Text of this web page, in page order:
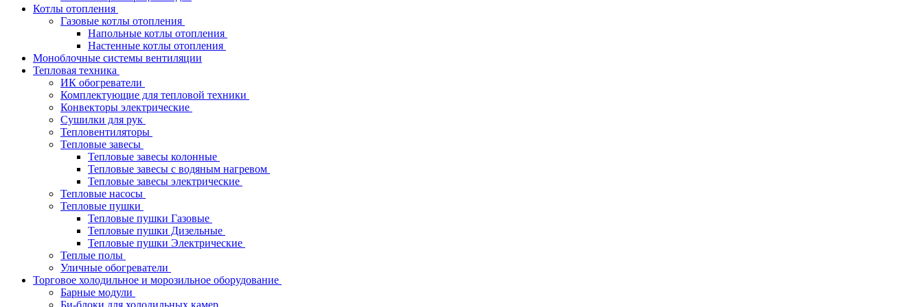
Котлы отопления
Газовые котлы отопления
Напольные котлы отопления
Настенные котлы отопления
Моноблочные системы вентиляции
Тепловая техника
ИК обогреватели
Комплектующие для тепловой техники
Конвекторы электрические
Сушилки для рук
Тепловентиляторы
Тепловые завесы
Тепловые завесы колонные
Тепловые завесы с водяным нагревом
Тепловые завесы электрические
Тепловые насосы
Тепловые пушки
Тепловые пушки Газовые
Тепловые пушки Дизельные
Тепловые пушки Электрические
Теплые полы
Уличные обогреватели
Торговое холодильное и морозильное оборудование
Барные модули
Би-блоки для холодильных камер